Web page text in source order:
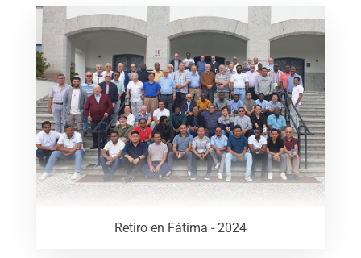
Retiro en Fátima - 2024